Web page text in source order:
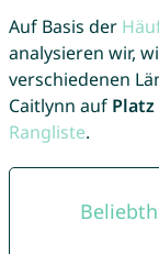
Auf Basis der
analysieren wir,
verschiedenen
Caitlynn auf Platz
Rangliste.